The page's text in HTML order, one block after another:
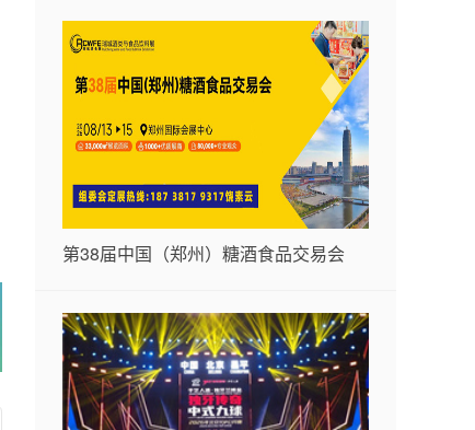
第38届中国（郑州）糖酒食品交易会